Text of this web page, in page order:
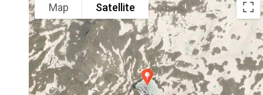
Map Satellite